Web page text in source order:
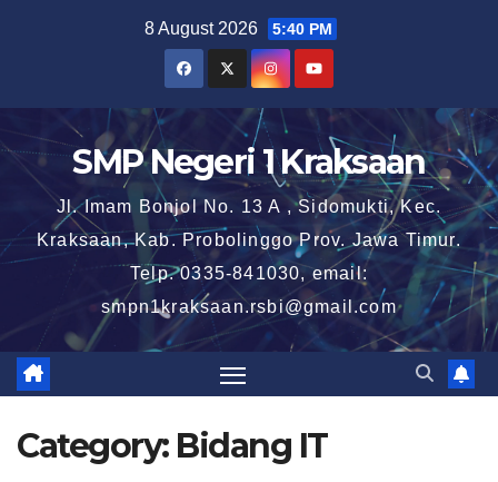
8 August 2026 5:40 PM
SMP Negeri 1 Kraksaan
Jl. Imam Bonjol No. 13 A , Sidomukti, Kec.
Kraksaan, Kab. Probolinggo Prov. Jawa Timur.
Telp. 0335-841030, email:
smpn1kraksaan.rsbi@gmail.com
Category: Bidang IT